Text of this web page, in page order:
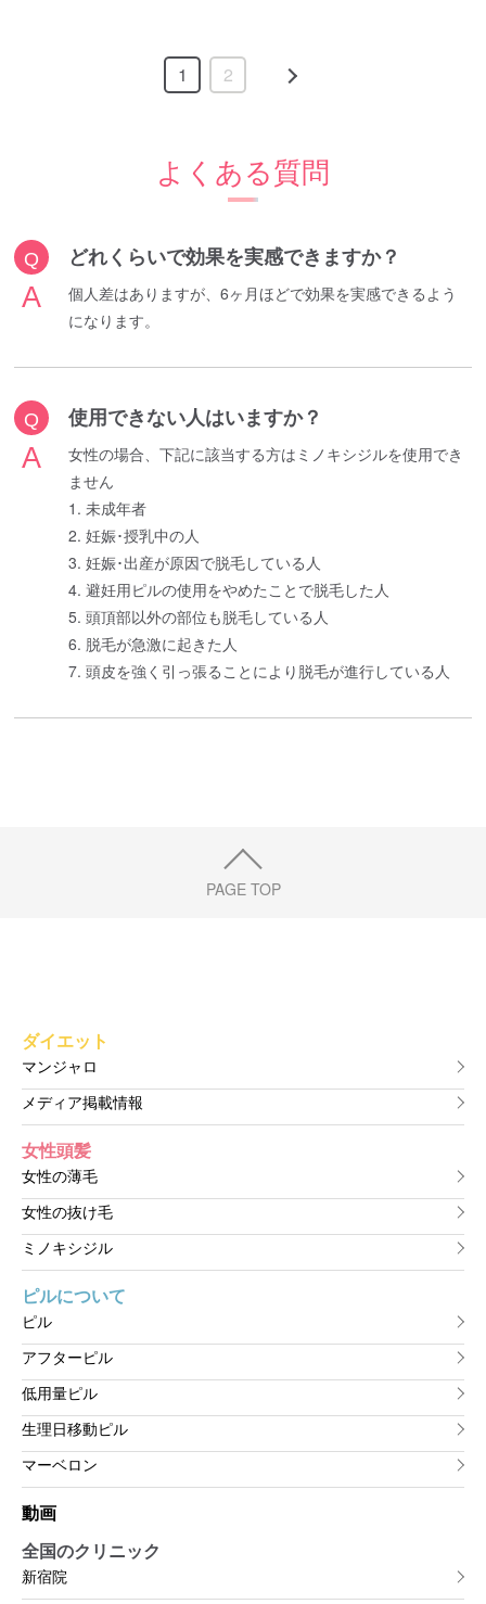
1 2
よくある質問
どれくらいで効果を実感できますか？
個人差はありますが、6ヶ月ほどで効果を実感できるよう
になります。
使用できない人はいますか？
女性の場合、下記に該当する方はミノキシジルを使用でき
ません
1. 未成年者
2. 妊娠･授乳中の人
3. 妊娠･出産が原因で脱毛している人
4. 避妊用ピルの使用をやめたことで脱毛した人
5. 頭頂部以外の部位も脱毛している人
6. 脱毛が急激に起きた人
7. 頭皮を強く引っ張ることにより脱毛が進行している人
PAGE TOP
ダイエット
マンジャロ
メディア掲載情報
女性頭髪
女性の薄毛
女性の抜け毛
ミノキシジル
ピルについて
ピル
アフターピル
低用量ピル
生理日移動ピル
マーベロン
動画
全国のクリニック
新宿院